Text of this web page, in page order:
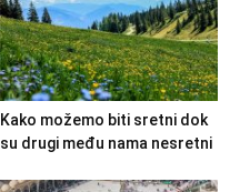
Kako možemo biti sretni dok
su drugi među nama nesretni